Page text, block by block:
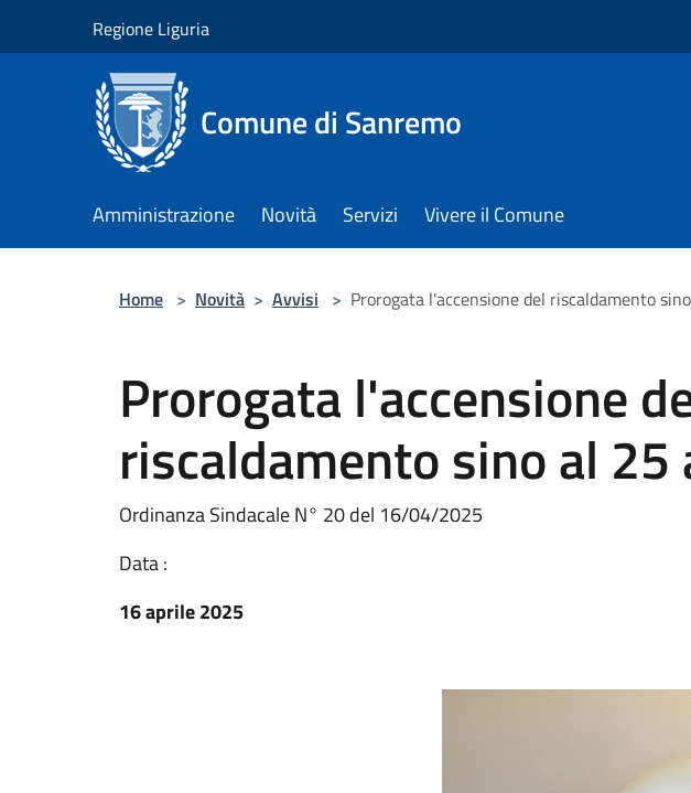
Regione Liguria
Comune di Sanremo
Amministrazione Novità Servizi Vivere il Comune
Home > Novità > Avvisi > Prorogata l'accensione del riscaldamento
Prorogata l'accensione
riscaldamento sino al 25
Ordinanza Sindacale N° 20 del 16/04/2025
Data :
16 aprile 2025